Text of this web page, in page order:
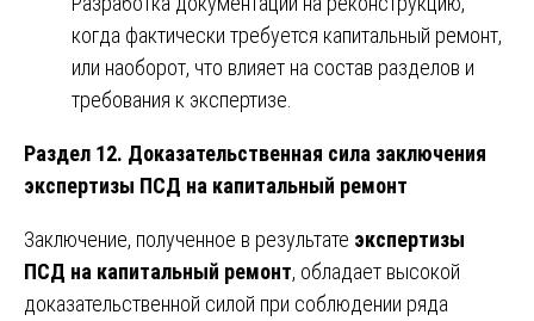
когда фактически требуется капитальный ремонт,
или наоборот, что влияет на состав разделов и
требования к экспертизе.
Раздел 12. Доказательственная сила заключения
экспертизы ПСД на капитальный ремонт
Заключение, полученное в результате экспертизы
ПСД на капитальный ремонт, обладает высокой
доказательственной силой при соблюдении ряда